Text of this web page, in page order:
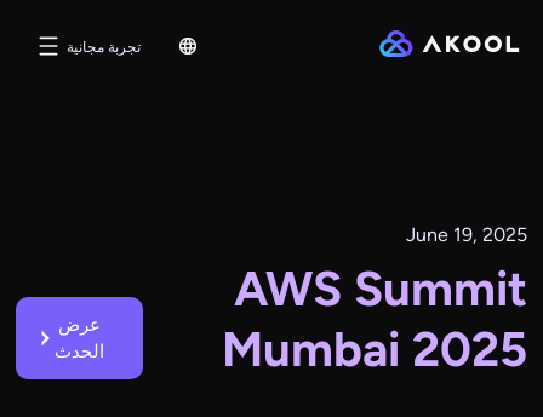
تجربة مجانية
June 19, 2025
AWS Summit
Mumbai 2025
عرض
الحدث